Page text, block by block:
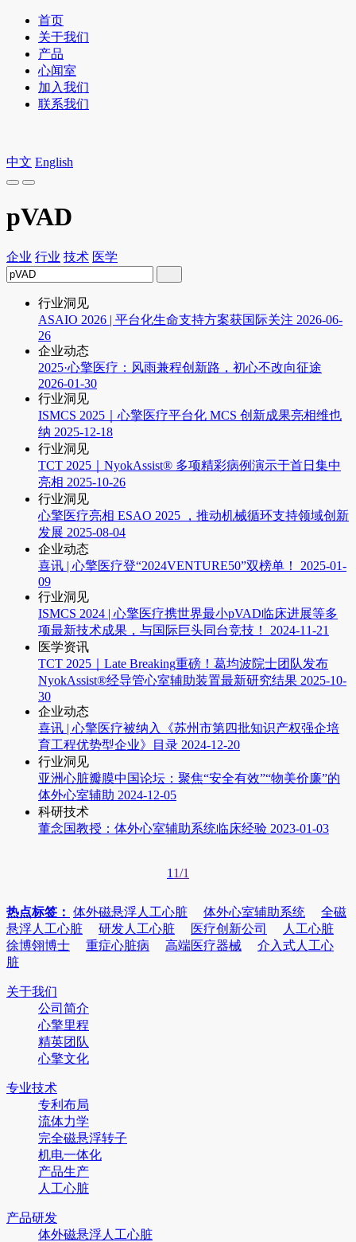
首页
关于我们
产品
心闻室
加入我们
联系我们
中文 English
pVAD
企业 行业 技术 医学
行业洞见
ASAIO 2026 | 平台化生命支持方案获国际关注 2026-06-
26
企业动态
2025·心擎医疗：风雨兼程创新路，初心不改向征途
2026-01-30
行业洞见
ISMCS 2025｜心擎医疗平台化 MCS 创新成果亮相维也
纳 2025-12-18
行业洞见
TCT 2025｜NyokAssist® 多项精彩病例演示于首日集中
亮相 2025-10-26
行业洞见
心擎医疗亮相 ESAO 2025 ，推动机械循环支持领域创新
发展 2025-08-04
企业动态
喜讯 | 心擎医疗登“2024VENTURE50”双榜单！
2025-01-
09
行业洞见
ISMCS 2024 | 心擎医疗携世界最小pVAD临床进展等多
项最新技术成果，与国际巨头同台竞技！
2024-11-21
医学资讯
TCT 2025｜Late Breaking重磅！葛均波院士团队发布
NyokAssist®经导管心室辅助装置最新研究结果 2025-10-
30
企业动态
喜讯 | 心擎医疗被纳入《苏州市第四批知识产权强企培
育工程优势型企业》目录 2024-12-20
行业洞见
亚洲心脏瓣膜中国论坛：聚焦“安全有效”“物美价廉”的
体外心室辅助 2024-12-05
科研技术
董念国教授：体外心室辅助系统临床经验 2023-01-03
1 1/1
热点标签： 体外磁悬浮人工心脏 体外心室辅助系统
全磁
悬浮人工心脏
研发人工心脏 医疗创新公司
人工心脏
徐博翎博士
重症心脏病 高端医疗器械
介入式人工心
脏
关于我们
公司简介
心擎里程
精英团队
心擎文化
专业技术
专利布局
流体力学
完全磁悬浮转子
机电一体化
产品生产
人工心脏
产品研发
体外磁悬浮人工心脏